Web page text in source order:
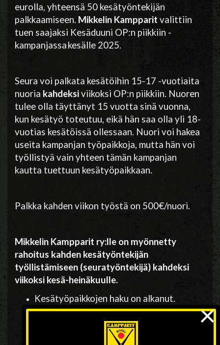
eurolla, yhteensä 50 kesätyöntekijän
palkkaamiseen. Mikkelin Kampparit valittiin
tuen saajaksi Kesäduuni OP:n piikkiin -
kampanjassa kesälle 2025.
Seura voi palkata kesätöihin 15-17 -vuotiaita
nuoria kahdeksiviikoksi OP:n piikkiin. Nuoren
tulee olla täyttänyt 15 vuotta sinä vuonna,
kun kesätyö toteutuu, eikä hän saa olla yli 18-
vuotias kesätöissä ollessaan. Nuori voi hakea
useita kampanjan työpaikkoja, mutta hän voi
työllistyä vain yhteen tämän kampanjan
kautta tuettuun kesätyöpaikkaan.
Palkka kahden viikon työstä on 500€/nuori.
Mikkelin Kampparit ry:lle on myönnetty
rahoitus kahden kesätyöntekijän
työllistämiseen (seuratyöntekijä) kahdeksi
viikoksi kesä-heinäkuulle.
Kesätyöpaikkojen haku on alkanut.
Kamppareiden kesätyöpaikkojen tiedot
Kesäduuni OP:n piikkiin |
verkkosivuilta. ×